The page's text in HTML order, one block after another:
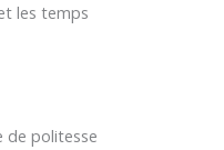
les temps
de politesse